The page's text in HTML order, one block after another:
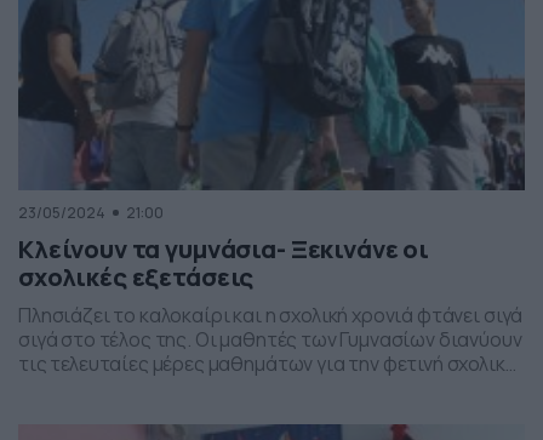
23/05/2024 21:00
Κλείνουν τα γυμνάσια- Ξεκινάνε οι
σχολικές εξετάσεις
Πλησιάζει το καλοκαίρι και η σχολική χρονιά φτάνει σιγά
σιγά στο τέλος της. Oι μαθητές των Γυμνασίων διανύουν
τις τελευταίες μέρες μαθημάτων για την φετινή σχολική